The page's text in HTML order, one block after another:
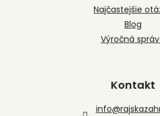
Najčastejšie
Blog
Výročná
Kontakt
info@